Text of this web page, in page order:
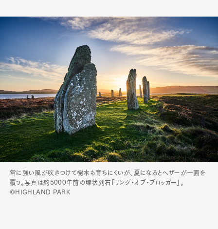
常に強い風が吹きつけて樹木も育ちにくいが、夏になるとヘザーが一面を
覆う。写真は約5000年前の環状列石「リング・オブ・ブロッガー」。
©HIGHLAND PARK